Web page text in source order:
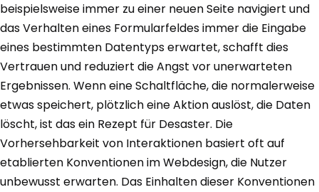
beispielsweise immer zu einer neuen Seite navigiert und
das Verhalten eines Formularfeldes immer die Eingabe
eines bestimmten Datentyps erwartet, schafft dies
Vertrauen und reduziert die Angst vor unerwarteten
Ergebnissen. Wenn eine Schaltfläche, die normalerweise
etwas speichert, plötzlich eine Aktion auslöst, die Daten
löscht, ist das ein Rezept für Desaster. Die
Vorhersehbarkeit von Interaktionen basiert oft auf
etablierten Konventionen im Webdesign, die Nutzer
unbewusst erwarten. Das Einhalten dieser Konventionen